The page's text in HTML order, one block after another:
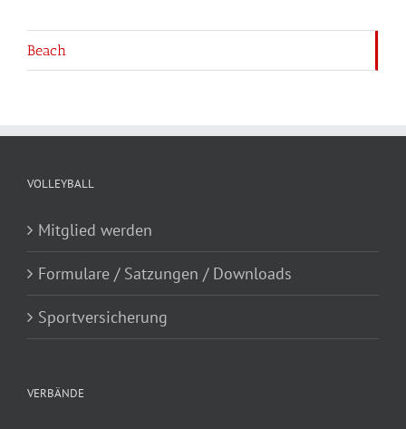
Beach
VOLLEYBALL
Mitglied werden
Formulare / Satzungen / Downloads
Sportversicherung
VERBÄNDE